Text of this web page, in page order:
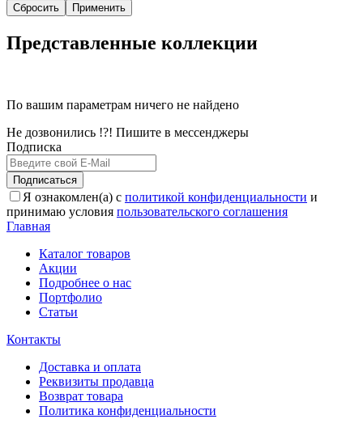
Сбросить Применить
Представленные коллекции
По вашим параметрам ничего не найдено
Не дозвонились !?! Пишите в мессенджеры
Подписка
Подписаться
Я ознакомлен(а) с политикой конфиденциальности и
принимаю условия пользовательского соглашения
Главная
Каталог товаров
Акции
Подробнее о нас
Портфолио
Статьи
Контакты
Доставка и оплата
Реквизиты продавца
Возврат товара
Политика конфиденциальности